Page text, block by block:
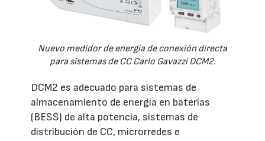
Nuevo medidor de energía de conexión directa
para sistemas de CC Carlo Gavazzi DCM2.
DCM2 es adecuado para sistemas de
almacenamiento de energía en baterías
(BESS) de alta potencia, sistemas de
distribución de CC, microrredes e